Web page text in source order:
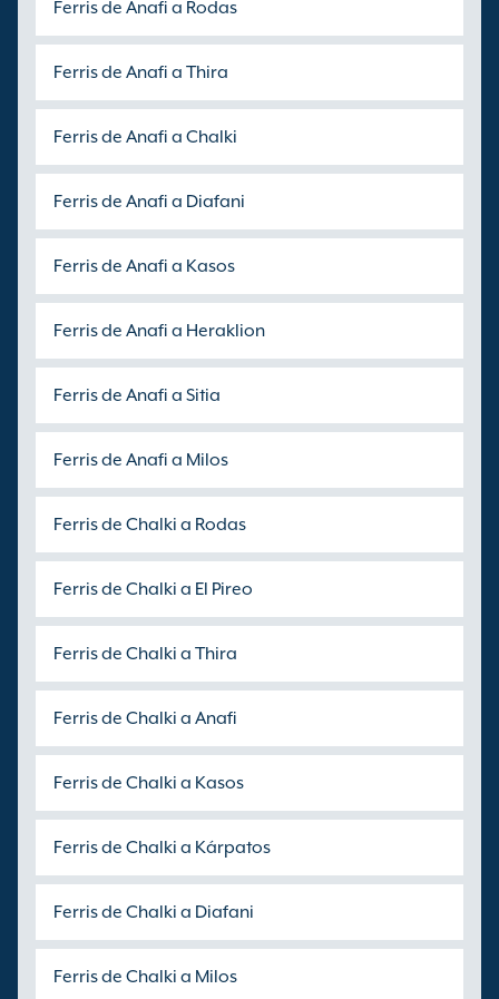
Ferris de Anafi a Rodas
Ferris de Anafi a Thira
Ferris de Anafi a Chalki
Ferris de Anafi a Diafani
Ferris de Anafi a Kasos
Ferris de Anafi a Heraklion
Ferris de Anafi a Sitia
Ferris de Anafi a Milos
Ferris de Chalki a Rodas
Ferris de Chalki a El Pireo
Ferris de Chalki a Thira
Ferris de Chalki a Anafi
Ferris de Chalki a Kasos
Ferris de Chalki a Kárpatos
Ferris de Chalki a Diafani
Ferris de Chalki a Milos